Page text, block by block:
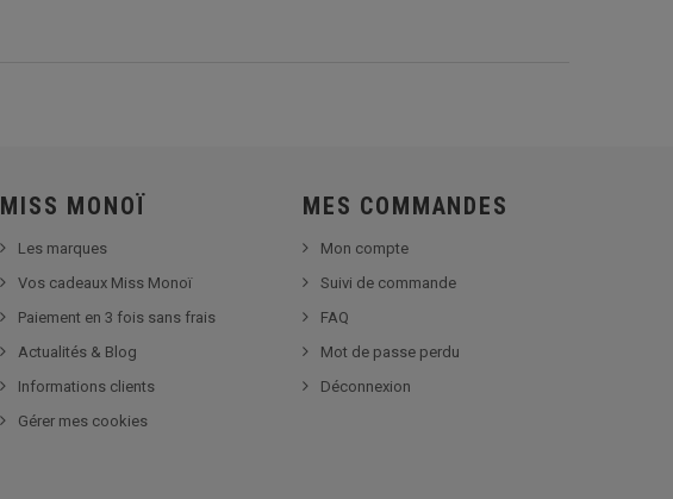
MISS MONOÏ
Les marques
Vos cadeaux Miss Monoï
Paiement en 3 fois sans frais
Actualités & Blog
Informations clients
Gérer mes cookies
MES COMMANDES
Mon compte
Suivi de commande
FAQ
Mot de passe perdu
Déconnexion